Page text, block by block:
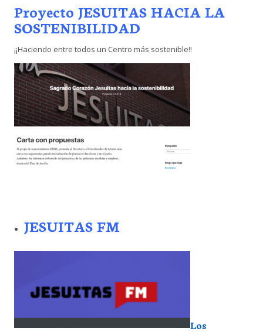
Proyecto JESUITAS HACIA LA
SOSTENIBILIDAD
¡¡Haciendo entre todos un Centro más sostenible!!
JESUITAS FM
Los